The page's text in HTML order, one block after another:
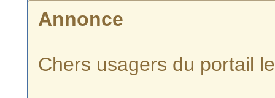
Annonce
Chers usagers du portail